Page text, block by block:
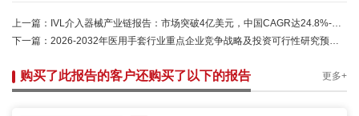
上一篇： IVL介入器械产业链报告：市场突破4亿美元，中国CAGR达24.8%-中金企信发布
下一篇： 2026-2032年医用手套行业重点企业竞争战略及投资可行性研究预测报告
购买了此报告的客户还购买了以下的报告 更多+